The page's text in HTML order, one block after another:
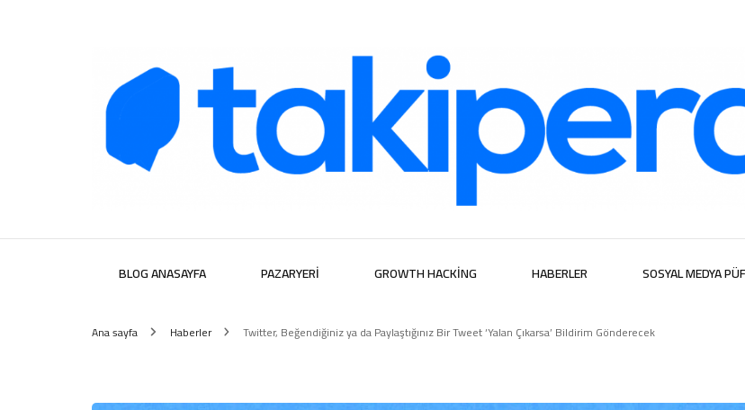
Takipera Dijital
BLOG ANASAYFA PAZARYERI GROWTH HACKING HABERLER SOSYAL MEDYA
Ana sayfa Haberler Twitter, Beğendiğiniz ya da Paylaştığınız Bir Tweet ‘Yalan Çıkarsa’ Bildirim Gönderecek